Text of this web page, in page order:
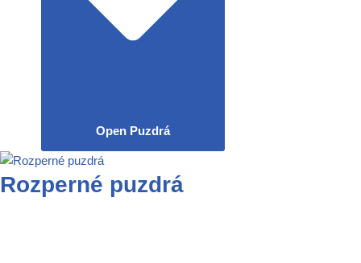
Open Puzdrá
Rozperné puzdrá